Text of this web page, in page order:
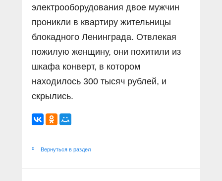
электрооборудования двое мужчин
проникли в квартиру жительницы
блокадного Ленинграда. Отвлекая
пожилую женщину, они похитили из
шкафа конверт, в котором
находилось 300 тысяч рублей, и
скрылись.
Вернуться в раздел